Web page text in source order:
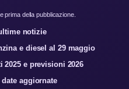
prima della pubblicazione.
notizie
e diesel al 29 maggio
e previsioni 2026
aggiornate